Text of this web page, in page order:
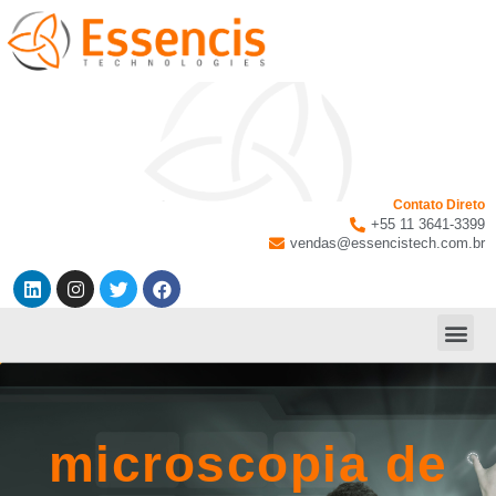
Contato Direto
+55 11 3641-3399
vendas@essencistech.com.br
microscopia de